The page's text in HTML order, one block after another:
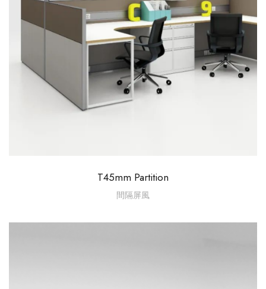
T45mm Partition
間隔屏風